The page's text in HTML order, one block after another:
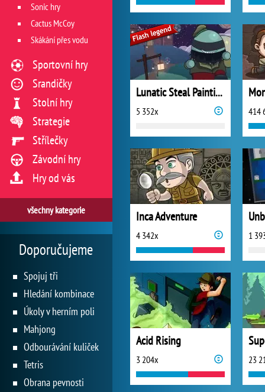
Lunatic Steal Painting
5 352x 414
Inca Adventure
4 342x 1
Acid Rising
3 204x 23
Sonic hry
Cactus McCoy
Skákání přes vodu
Sportovní hry
Srandičky
Stolní hry
Strategie
Střílečky
Závodní hry
Hry od vás
všechny kategorie
Doporučujeme
Spojuj tři
Hledání kombinace
Úkoly v herním poli
Mahjong
Odbourávání kuliček
Tetris
Obrana pevnosti